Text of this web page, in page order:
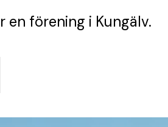
en förening i Kungälv.